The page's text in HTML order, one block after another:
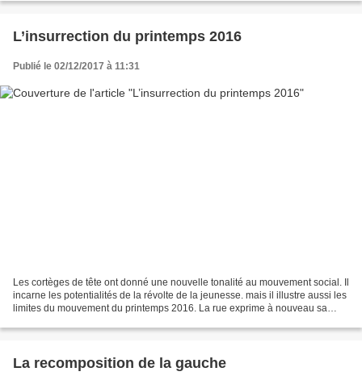
L’insurrection du printemps 2016
Publié le 02/12/2017 à 11:31
Les cortèges de tête ont donné une nouvelle tonalité au mouvement social. Il
incarne les potentialités de la révolte de la jeunesse. mais il illustre aussi les
limites du mouvement du printemps 2016. La rue exprime à nouveau sa
La recomposition de la gauche